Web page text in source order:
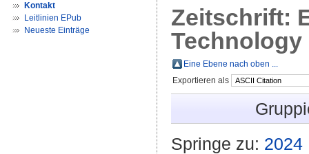
Kontakt
Leitlinien EPub
Neueste Einträge
Zeitschrift:
Technology
Eine Ebene nach oben ...
Exportieren als
Springe zu: 2024